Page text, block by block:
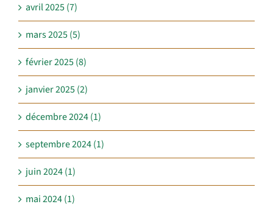
avril 2025 (7)
mars 2025 (5)
février 2025 (8)
janvier 2025 (2)
décembre 2024 (1)
septembre 2024 (1)
juin 2024 (1)
mai 2024 (1)